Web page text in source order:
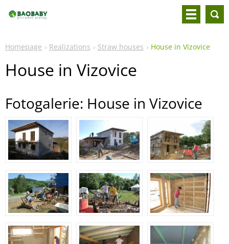
Homepage Realizations Straw houses House in Vizovice
House in Vizovice
Fotogalerie: House in Vizovice